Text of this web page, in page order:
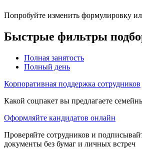
Попробуйте изменить формулировку
Быстрые фильтры
Полная занятость
Полный день
Корпоративная поддержка сотрудников
Какой соцпакет вы предлагаете
Оформляйте кандидатов онлайн
Проверяйте сотрудников и
документы без бумаг и личных встреч